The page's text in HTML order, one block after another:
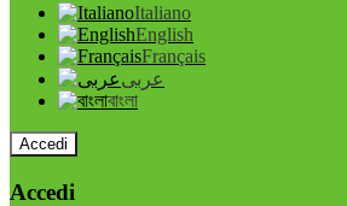
Italiano
English
Français
عربى
বাংলা
Accedi
Accedi